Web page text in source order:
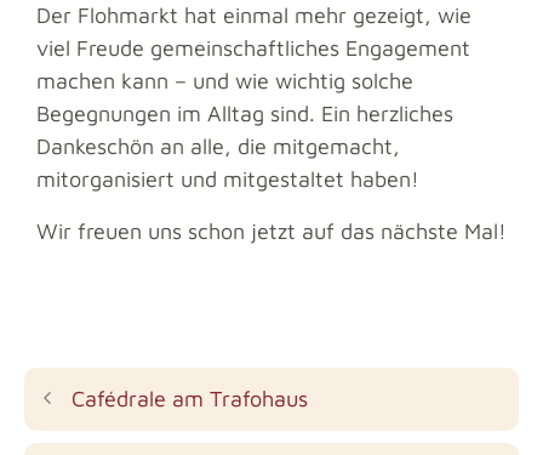
Der Flohmarkt hat einmal mehr gezeigt, wie
viel Freude gemeinschaftliches Engagement
machen kann – und wie wichtig solche
Begegnungen im Alltag sind. Ein herzliches
Dankeschön an alle, die mitgemacht,
mitorganisiert und mitgestaltet haben!
Wir freuen uns schon jetzt auf das nächste Mal!
Cafédrale am Trafohaus